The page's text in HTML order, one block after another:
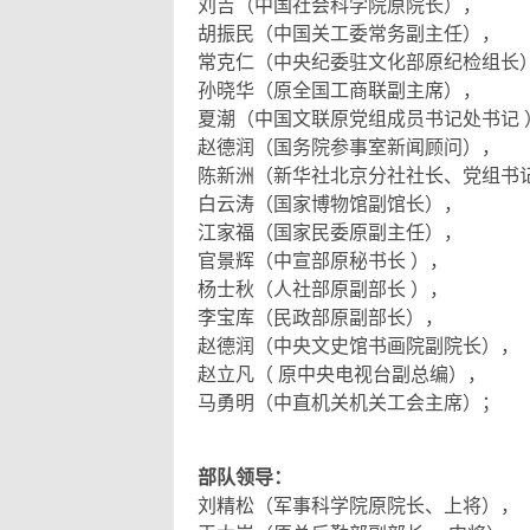
刘吉（中国社会科学院原院长），
胡振民（中国关工委常务副主任），
常克仁（中央纪委驻文化部原纪检组长
孙晓华（原全国工商联副主席），
夏潮（中国文联原党组成员书记处书记
赵德润（国务院参事室新闻顾问），
陈新洲（新华社北京分社社长、党组书
白云涛（国家博物馆副馆长），
江家福（国家民委原副主任），
官景辉（中宣部原秘书长 ），
杨士秋（人社部原副部长 ），
李宝库（民政部原副部长），
赵德润（中央文史馆书画院副院长），
赵立凡（ 原中央电视台副总编），
马勇明（中直机关机关工会主席）；
部队领导：
刘精松（军事科学院原院长、上将），